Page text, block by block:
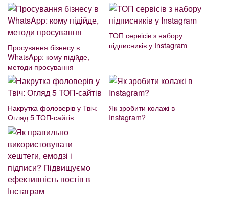
Просування бізнесу в
WhatsApp: кому підійде,
методи просування
ТОП сервісів з набору
підписників у Instagram
Накрутка фоловерів у Твіч:
Огляд 5 ТОП-сайтів
Як зробити колажі в
Instagram?